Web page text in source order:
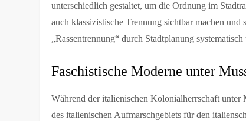
unterschiedlich gestaltet, um die Ordnung im
auch klassizistische Trennung sichtbar machen
„Rassentrennung“ durch Stadtplanung
Faschistische Moderne unter
Während der italienischen Kolonialherrschaft
des italienischen Aufmarschgebiets für den